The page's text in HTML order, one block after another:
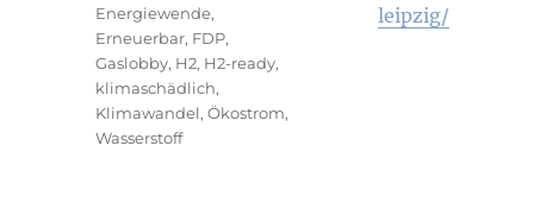
leipzig/
Schlagwörter
Energiewende,
Erneuerbar, FDP,
Gaslobby, H2, H2-ready,
klimaschädlich,
Klimawandel,Ökostrom,
Wasserstoff